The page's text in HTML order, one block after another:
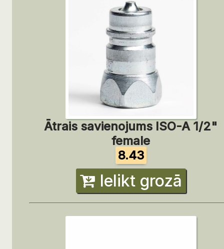
Ātrais savienojums ISO-A 1/2"
female
8.43
Ielikt grozā